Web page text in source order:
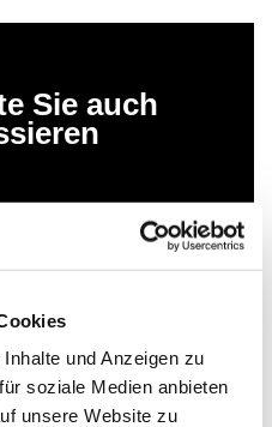
und Anzeigen zu
soziale Medien anbieten
unsere Website zu
Sie auch